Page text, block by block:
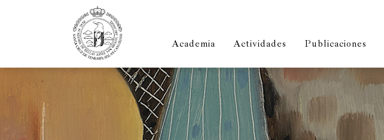
Academia Actividades Publicaciones